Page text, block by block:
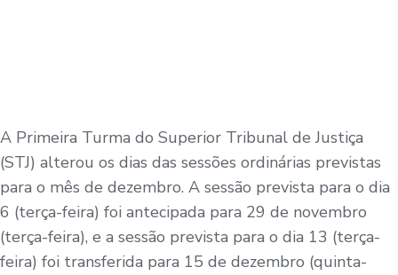
A Primeira Turma do Superior Tribunal de Justiça
(STJ) alterou os dias das sessões ordinárias previstas
para o mês de dezembro. A sessão prevista para o dia
6 (terça-feira) foi antecipada para 29 de novembro
(terça-feira), e a sessão prevista para o dia 13 (terça-
feira) foi transferida para 15 de dezembro (quinta-